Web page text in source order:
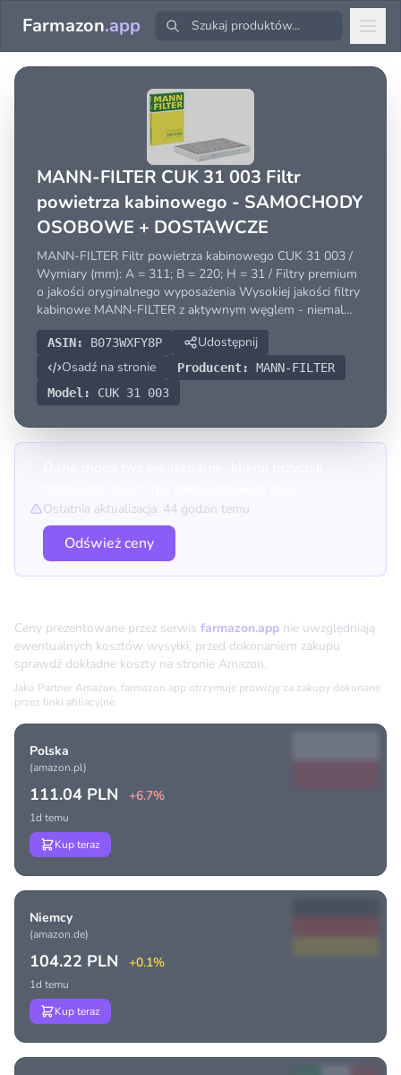
Farmazon.app
MANN-FILTER CUK 31 003 Filtr
powietrza kabinowego - SAMOCHODY
OSOBOWE + DOSTAWCZE
MANN-FILTER Filtr powietrza kabinowego CUK 31 003 /
Wymiary (mm): A = 311; B = 220; H = 31 / Filtry premium
o jakości oryginalnego wyposażenia Wysokiej jakości filtry
kabinowe MANN-FILTER z aktywnym węglem - niemal
100% ochrony przed cząstkami takimi jak pyłki, sadza
dieslowa i ścieranie opon / Dodatkowa ochrona przed
ASIN: B073WXFY8P
Udostępnij
Osadź na stronie
Producent:
MANN-FILTER
Model:
CUK 31 003
Ostatnia aktualizacja: 44 godzin temu
Odśwież ceny
Ceny prezentowane przez serwis farmazon.app nie uwzględniają
ewentualnych kosztów wysyłki, przed dokonaniem zakupu
sprawdź dokładne koszty na stronie Amazon.
Jako Partner Amazon, farmazon.app otrzymuje prowizję za zakupy dokonane
przez linki afiliacyjne.
Polska
(amazon.pl)
111.04 PLN +6.7%
1d temu
Kup teraz
Niemcy
(amazon.de)
104.22 PLN +0.1%
1d temu
Kup teraz